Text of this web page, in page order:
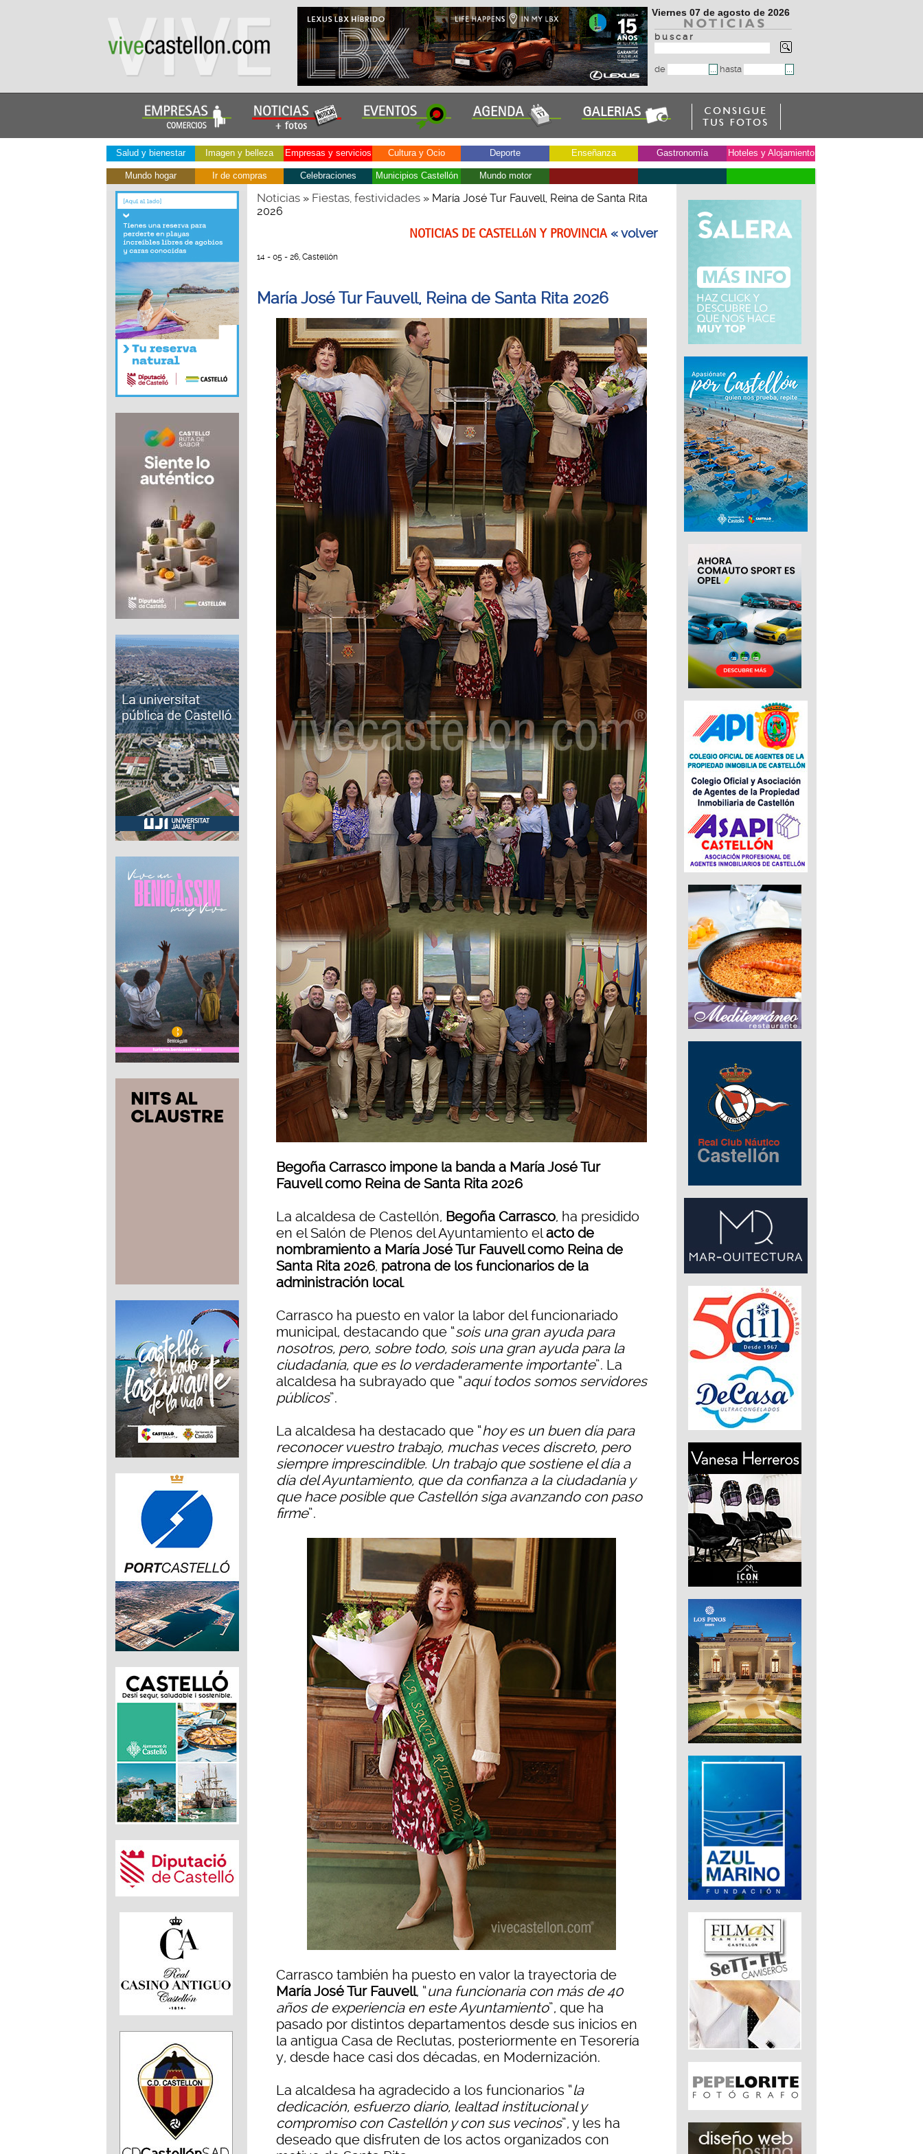
Viernes 07 de agosto de 2026
b u s c a r
de hasta
Salud y bienestar Imagen y belleza Empresas y servicios Cultura y Ocio Deporte Enseñanza Gastronomía Hoteles y Alojamiento
Mundo hogar Ir de compras Celebraciones Municipios Castellón Mundo motor
Noticias» Fiestas, festividades» María José Tur Fauvell, Reina de Santa Rita
2026
NOTICIAS DE CASTELLóN Y PROVINCIA« volver
14 - 05 - 26, Castellón
María José Tur Fauvell, Reina de Santa Rita 2026
Begoña Carrasco impone la banda a María José Tur
Fauvell como Reina de Santa Rita 2026
La alcaldesa de Castellón, Begoña Carrasco, ha presidido
en el Salón de Plenos del Ayuntamiento elacto de
nombramiento a María José Tur Fauvell como Reina de
Santa Rita 2026, patrona de los funcionarios de la
administración local.
Carrasco ha puesto en valor la labor del funcionariado
municipal, destacando que “sois una gran ayuda para
nosotros, pero, sobre todo, sois una gran ayuda para la
ciudadanía, que es lo verdaderamente importante”. La
alcaldesa ha subrayado que “aquí todos somos servidores
públicos”.
La alcaldesa ha destacado que “hoy es un buen día para
reconocer vuestro trabajo, muchas veces discreto, pero
siempre imprescindible. Un trabajo que sostiene el día a
día del Ayuntamiento, que da confianza a la ciudadanía y
que hace posible que Castellón siga avanzando con paso
firme”.
Carrasco también ha puesto en valor la trayectoria de
María José Tur Fauvell, “una funcionaria con más de 40
años de experiencia en este Ayuntamiento”, que ha
pasado por distintos departamentos desde sus inicios en
la antigua Casa de Reclutas, posteriormente en Tesorería
y, desde hace casi dos décadas, en Modernización.
La alcaldesa ha agradecido a los funcionarios “la
dedicación, esfuerzo diario, lealtad institucional y
compromiso con Castellón y con sus vecinos”, y les ha
deseado que disfruten de los actos organizados con